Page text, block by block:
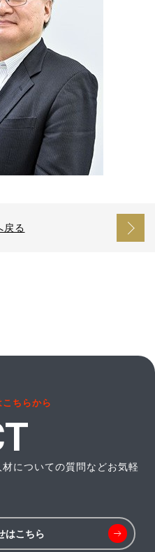
戻る
ちらから
についての質問などお気軽
はこちら